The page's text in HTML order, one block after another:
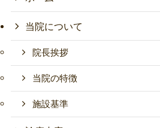
当院について
院長挨拶
当院の特徴
施設基準